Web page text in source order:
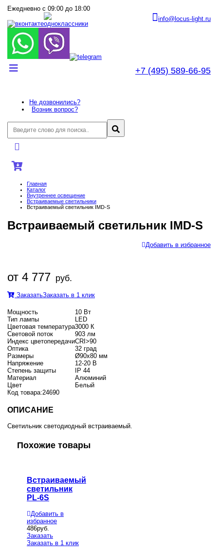
Ежедневно с 09:00 до 18:00
info@locus-light.ru
+7 (495) 589-66-95
Не дозвонились?
Возник вопрос?
Главная
Каталог
Внутреннее оcвещение
Встраиваемые светильники
Встраиваемый светильник IMD-S
Встраиваемый светильник IMD-S
Добавить в избранное
от 4 777 руб.
ЗаказатьЗаказать в 1 клик
Мощность
10 Вт
Тип лампы
LED
Цветовая температура3000 К
Световой поток
903 лм
Индекс цветопередачиCRI>90
Оптика
32 град
Размеры
Ø90х80 мм
Напряжение
12-20 В
Степень защиты
IP 44
Материал
Алюминий
Цвет
Белый
Код товара:24690
ОПИСАНИЕ
Светильник светодиодный встраиваемый.
Похожие товары
Встраиваемый
светильник
PL-6S
Добавить в
избранное
486руб.
Заказать
Заказать в 1 клик